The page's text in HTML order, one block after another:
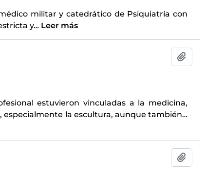
militar y catedrático de Psiquiatría con
y… Leer más
estuvieron vinculadas a la medicina,
la escultura, aunque también…